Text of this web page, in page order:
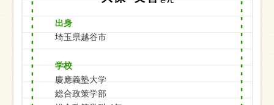
出身
埼玉県越谷市
学校
慶應義塾大学
総合政策学部